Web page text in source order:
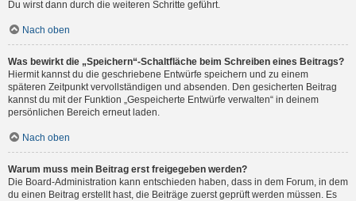
Du wirst dann durch die weiteren Schritte geführt.
Nach oben
Was bewirkt die „Speichern“-Schaltfläche beim Schreiben eines Beitrags?
Hiermit kannst du die geschriebene Entwürfe speichern und zu einem
späteren Zeitpunkt vervollständigen und absenden. Den gesicherten Beitrag
kannst du mit der Funktion „Gespeicherte Entwürfe verwalten“ in deinem
persönlichen Bereich erneut laden.
Nach oben
Warum muss mein Beitrag erst freigegeben werden?
Die Board-Administration kann entschieden haben, dass in dem Forum, in dem
du einen Beitrag erstellt hast, die Beiträge zuerst geprüft werden müssen. Es